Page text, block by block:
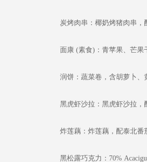
炭烤肉串：椰奶烤猪肉串，
面康 (素食)：青苹果、芒果
润饼：蔬菜卷，含胡萝卜、
黑虎虾沙拉：黑虎虾沙拉，
炸莲藕：炸莲藕，配泰北番
黑松露巧克力：70%